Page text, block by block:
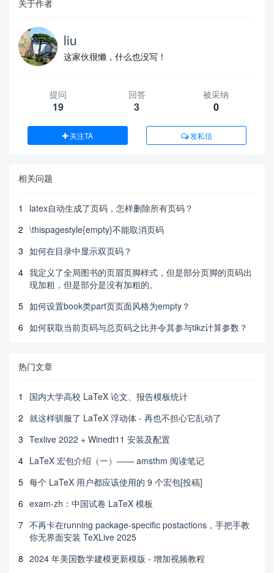
关于作者
liu
这家伙很懒，什么也没写！
提问
19
回答
3
被采纳
0
关注TA 发私信
相关问题
1
latex自动生成了页码，怎样删除所有页码？
2 \thispagestyle{empty}不能取消页码
3 如何在目录中显示双页码？
4 我定义了全局图书的页眉页脚样式，但是部分页脚的页码出
现加粗，但是部分是没有加粗的。
5 如何设置book类part页页面风格为empty？
6 如何获取当前页码与总页码之比并令其参与tikz计算参数？
热门文章
1
国内大学高校 LaTeX 论文、报告模板统计
2 就这样驯服了 LaTeX 浮动体 - 再也不担心它乱动了
3 Texlive 2022 + Winedt11 安装及配置
4 LaTeX 宏包介绍（一）—— amsthm 阅读笔记
5 每个 LaTeX 用户都应该使用的 9 个宏包[投稿]
6 exam-zh：中国试卷 LaTeX 模板
7 不再卡在running package-specific postactions，手把手教
你无界面安装 TeXLive 2025
8 2024 年美国数学建模更新模版 - 增加视频教程